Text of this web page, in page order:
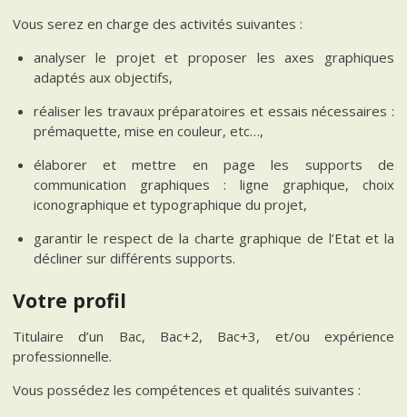
Vous serez en charge des activités suivantes :
analyser le projet et proposer les axes graphiques
adaptés aux objectifs,
réaliser les travaux préparatoires et essais nécessaires :
prémaquette, mise en couleur, etc…,
élaborer et mettre en page les supports de
communication graphiques : ligne graphique, choix
iconographique et typographique du projet,
garantir le respect de la charte graphique de l’Etat et la
décliner sur différents supports.
Votre profil
Titulaire d’un Bac, Bac+2, Bac+3, et/ou expérience
professionnelle.
Vous possédez les compétences et qualités suivantes :